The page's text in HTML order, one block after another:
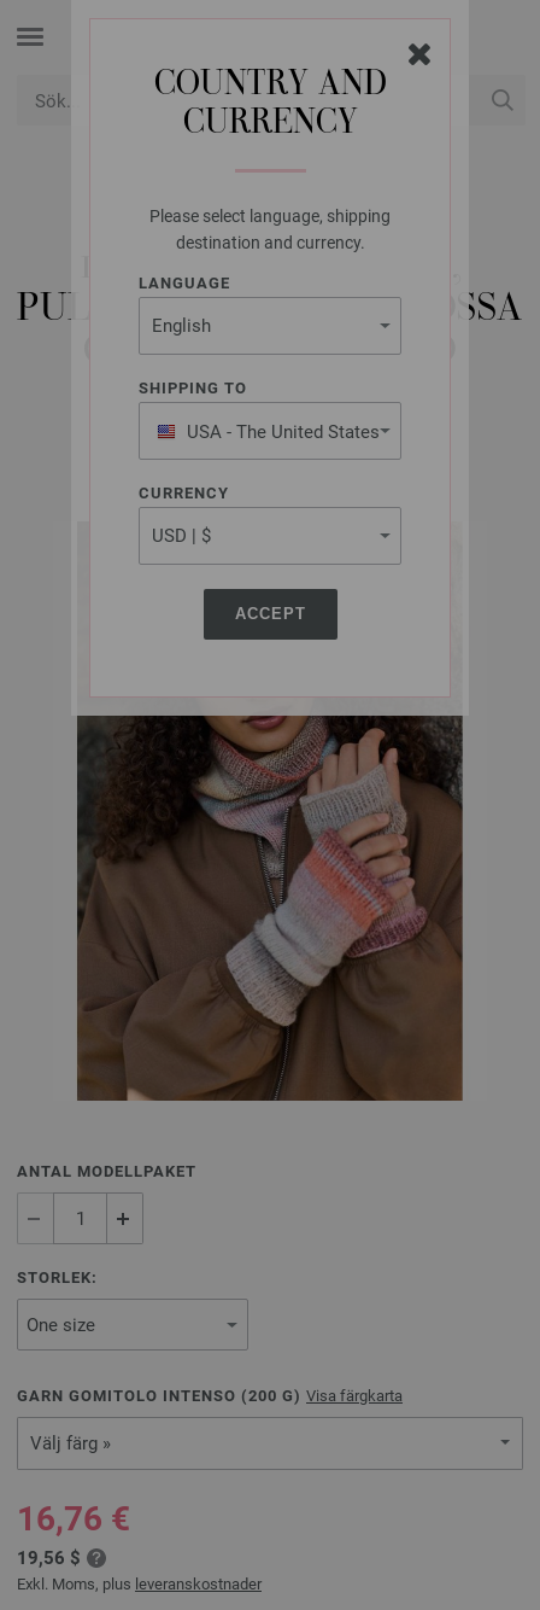
COUNTRY AND
CURRENCY
Please select language, shipping
destination and currency.
LANGUAGE
SHIPPING TO
USA - The United States
of America
CURRENCY
ACCEPT
LANA GROSSA
1-NYSTAN SET: LOOP,
PULSVÄRMARE OCH MÖSSA
GOMITOLO INTENSO
ANTAL MODELLPAKET
STORLEK:
GARN GOMITOLO INTENSO (200 G) Visa färgkarta
Välj färg »
16,76 €
19,56 $
Exkl. Moms, plus leveranskostnader